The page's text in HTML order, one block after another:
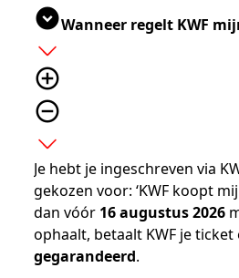
expand_circle_down
add
add_circle_outline
remove_circle_outline
expand_more
Wanneer regelt KWF
Je hebt je ingeschreven via
gekozen voor: ‘KWF koopt
dan vóór 16 augustus 2026
ophaalt, betaalt KWF je
gegarandeerd.